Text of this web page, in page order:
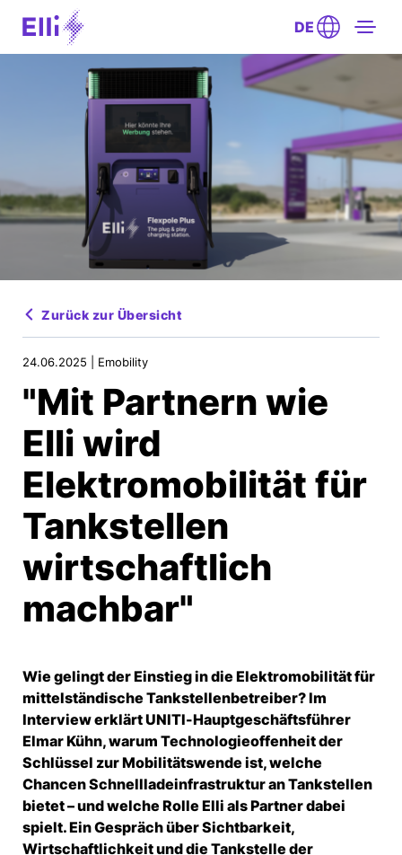
DE
Zurück zur Übersicht
24.06.2025 | Emobility
"Mit Partnern wie
Elli wird
Elektromobilität für
Tankstellen
wirtschaftlich
machbar"
Wie gelingt der Einstieg in die Elektromobilität für
mittelständische Tankstellenbetreiber? Im
Interview erklärt UNITI-Hauptgeschäftsführer
Elmar Kühn, warum Technologieoffenheit der
Schlüssel zur Mobilitätswende ist, welche
Chancen Schnellladeinfrastruktur an Tankstellen
bietet – und welche Rolle Elli als Partner dabei
spielt. Ein Gespräch über Sichtbarkeit,
Wirtschaftlichkeit und die Tankstelle der